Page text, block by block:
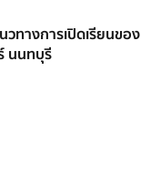
ทางการเปิดเรียนของ
นนทบุรี